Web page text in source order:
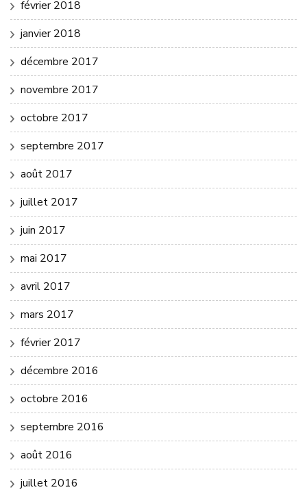
février 2018
janvier 2018
décembre 2017
novembre 2017
octobre 2017
septembre 2017
août 2017
juillet 2017
juin 2017
mai 2017
avril 2017
mars 2017
février 2017
décembre 2016
octobre 2016
septembre 2016
août 2016
juillet 2016